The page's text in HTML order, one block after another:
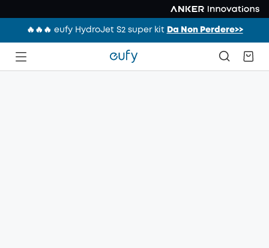
🔥🔥🔥 eufy HydroJet S2 super kit Da Non Perdere>>